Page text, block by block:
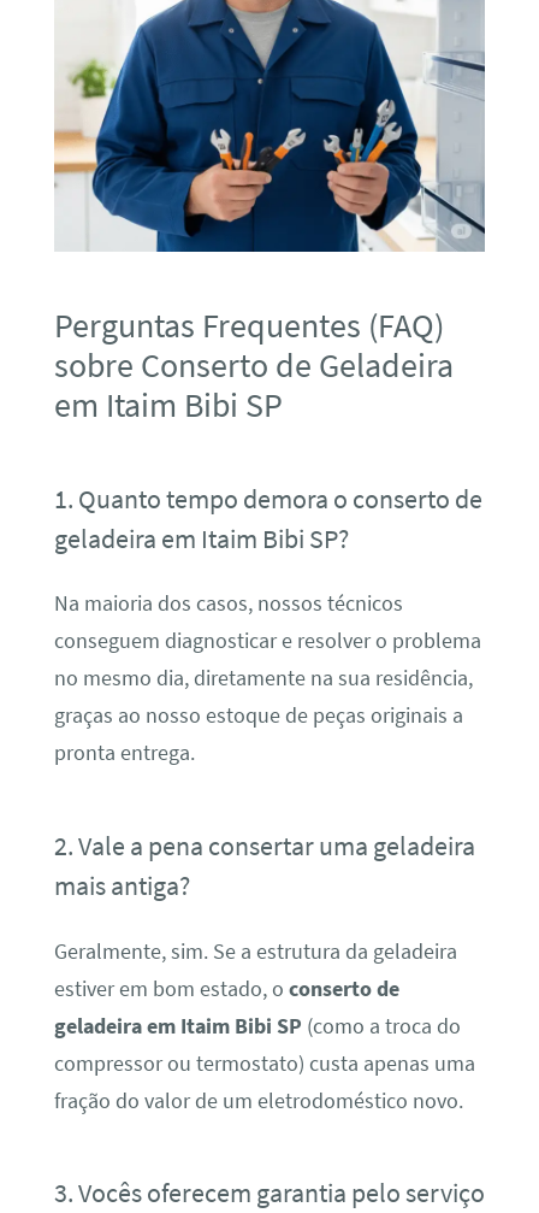
Perguntas Frequentes (FAQ)
sobre Conserto de Geladeira
em Itaim Bibi SP
1. Quanto tempo demora o conserto de
geladeira em Itaim Bibi SP?
Na maioria dos casos, nossos técnicos
conseguem diagnosticar e resolver o problema
no mesmo dia, diretamente na sua residência,
graças ao nosso estoque de peças originais a
pronta entrega.
2. Vale a pena consertar uma geladeira
mais antiga?
Geralmente, sim. Se a estrutura da geladeira
estiver em bom estado, o conserto de
geladeira em Itaim Bibi SP (como a troca do
compressor ou termostato) custa apenas uma
fração do valor de um eletrodoméstico novo.
3. Vocês oferecem garantia pelo serviço